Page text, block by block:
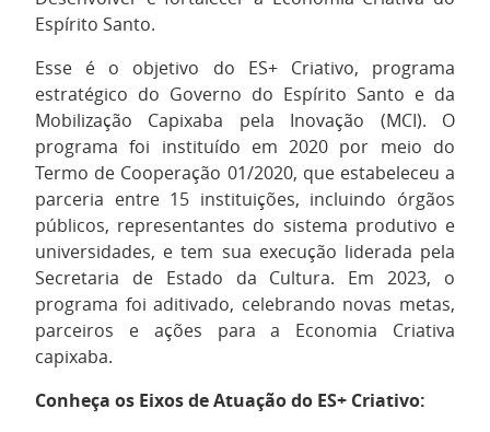
Espírito Santo.
Esse é o objetivo do ES+ Criativo, programa
estratégico do Governo do Espírito Santo e da
Mobilização Capixaba pela Inovação (MCI). O
programa foi instituído em 2020 por meio do
Termo de Cooperação 01/2020, que estabeleceu a
parceria entre 15 instituições, incluindo órgãos
públicos, representantes do sistema produtivo e
universidades, e tem sua execução liderada pela
Secretaria de Estado da Cultura. Em 2023, o
programa foi aditivado, celebrando novas metas,
parceiros e ações para a Economia Criativa
capixaba.
Conheça os Eixos de Atuação do ES+ Criativo: